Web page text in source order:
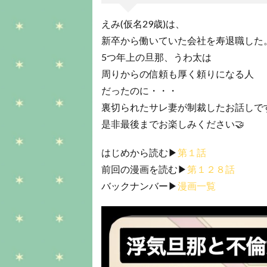
えみ(仮名29歳)は、
新卒から働いていた会社を寿退職した
5つ年上の旦那、うわ太は
周りからの信頼も厚く頼りになる人
だったのに・・・
裏切られたサレ妻が制裁したお話しで
是非最後までお楽しみください🤝
はじめから読む▶︎第１話
前回の漫画を読む▶︎第１２８話
バックナンバー▶︎漫画一覧